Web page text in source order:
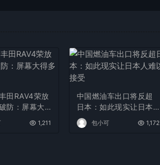
田RAV4荣放
防：屏幕大
宜！
1,211
中国燃油车出口将反超
日本：如此现实让日本
人难以接受
包小可 1,172